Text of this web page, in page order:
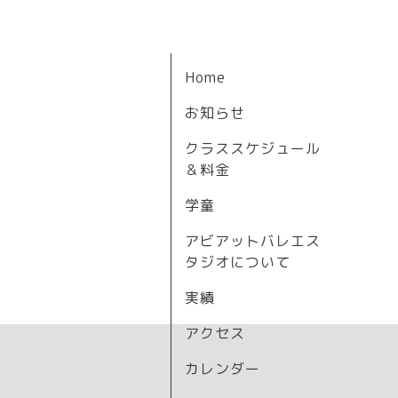
Home
お知らせ
クラススケジュール
＆料金
学童
アビアットバレエス
タジオについて
実績
アクセス
カレンダー